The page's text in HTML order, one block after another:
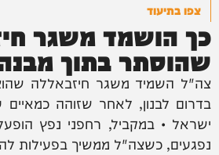
צפו בתיעוד
כך הושמד משגר
שהוסתר בתוך
צה"ל השמיד משגר חיזבאללה
בדרום לבנון, לאחר שזוהה כמאיים
ישראל • במקביל, רחפני נפץ
נפגעים, כשצה"ל ממשיך בפעילות